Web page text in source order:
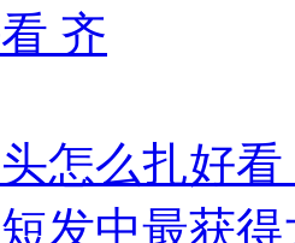
怎么扎好
发中最获